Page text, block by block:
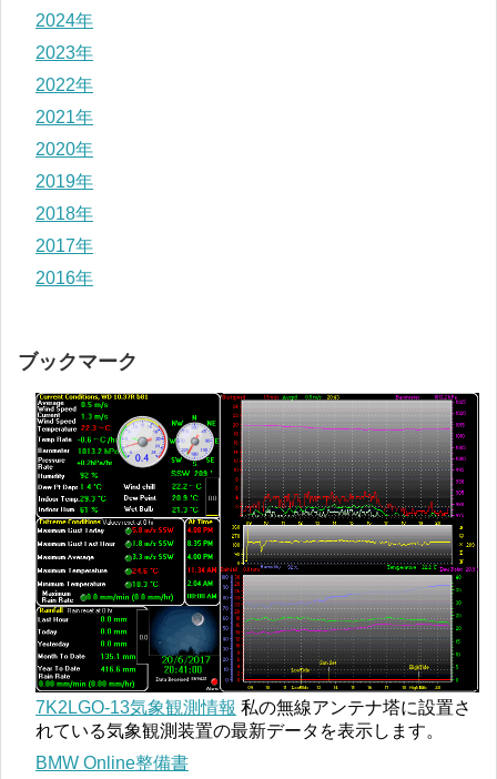
2024年
2023年
2022年
2021年
2020年
2019年
2018年
2017年
2016年
ブックマーク
7K2LGO-13気象観測情報 私の無線アンテナ塔に設置さ
れている気象観測装置の最新データを表示します。
BMW Online整備書